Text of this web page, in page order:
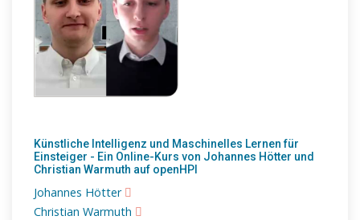
Künstliche Intelligenz und Maschinelles Lernen für
Einsteiger - Ein Online-Kurs von Johannes Hötter und
Christian Warmuth auf openHPI
Johannes Hötter
Christian Warmuth